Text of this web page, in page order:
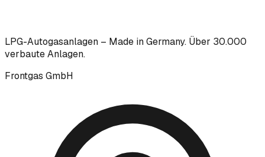
LPG-Autogasanlagen – Made in Germany. Über 30.000
verbaute Anlagen.
Frontgas GmbH